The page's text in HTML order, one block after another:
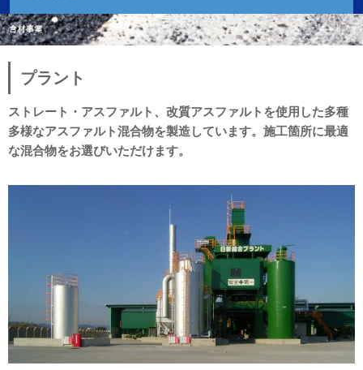
プラント
ストレート・アスファルト、改質アスファルトを使用した多種
多様なアスファルト混合物を製造しています。施工箇所に最適
な混合物をお選びいただけます。